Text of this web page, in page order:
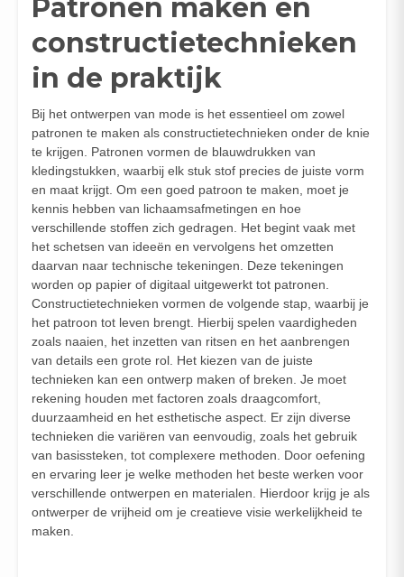
Patronen maken en
constructietechnieken
in de praktijk
Bij het ontwerpen van mode is het essentieel om zowel
patronen te maken als constructietechnieken onder de knie
te krijgen. Patronen vormen de blauwdrukken van
kledingstukken, waarbij elk stuk stof precies de juiste vorm
en maat krijgt. Om een goed patroon te maken, moet je
kennis hebben van lichaamsafmetingen en hoe
verschillende stoffen zich gedragen. Het begint vaak met
het schetsen van ideeën en vervolgens het omzetten
daarvan naar technische tekeningen. Deze tekeningen
worden op papier of digitaal uitgewerkt tot patronen.
Constructietechnieken vormen de volgende stap, waarbij je
het patroon tot leven brengt. Hierbij spelen vaardigheden
zoals naaien, het inzetten van ritsen en het aanbrengen
van details een grote rol. Het kiezen van de juiste
technieken kan een ontwerp maken of breken. Je moet
rekening houden met factoren zoals draagcomfort,
duurzaamheid en het esthetische aspect. Er zijn diverse
technieken die variëren van eenvoudig, zoals het gebruik
van basissteken, tot complexere methoden. Door oefening
en ervaring leer je welke methoden het beste werken voor
verschillende ontwerpen en materialen. Hierdoor krijg je als
ontwerper de vrijheid om je creatieve visie werkelijkheid te
maken.